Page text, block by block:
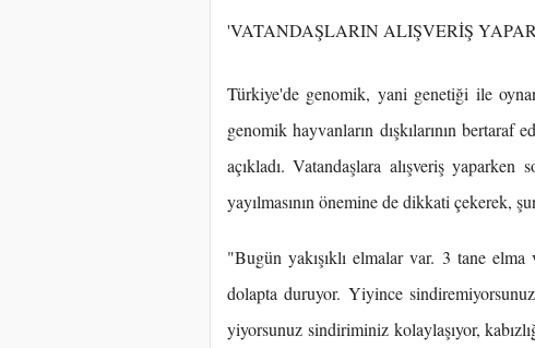
'VATANDAŞLARIN ALIŞVERİŞ
Türkiye'de genomik, yani genetiği ile
genomik hayvanların dışkılarının
açıkladı. Vatandaşlara alışveriş yaparken
yayılmasının önemine de dikkati çekerek,
"Bugün yakışıklı elmalar var. 3 tane
dolapta duruyor. Yiyince
yiyorsunuz sindiriminiz kolaylaşıyor,